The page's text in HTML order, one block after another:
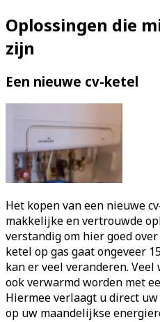
Oplossingen die
zijn
Een nieuwe cv-ketel
Het kopen van een nieuwe
makkelijke en vertrouwde
verstandig om hier goed
ketel op gas gaat ongeveer
kan er veel veranderen.
ook verwarmd worden met
Hiermee verlaagt u direct
op uw maandelijkse